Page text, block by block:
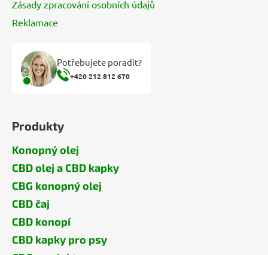
Zásady zpracování osobních údajů
Reklamace
Potřebujete poradit?
+420 212 812 670
Produkty
Konopný olej
CBD olej a CBD kapky
CBG konopný olej
CBD čaj
CBD konopí
CBD kapky pro psy